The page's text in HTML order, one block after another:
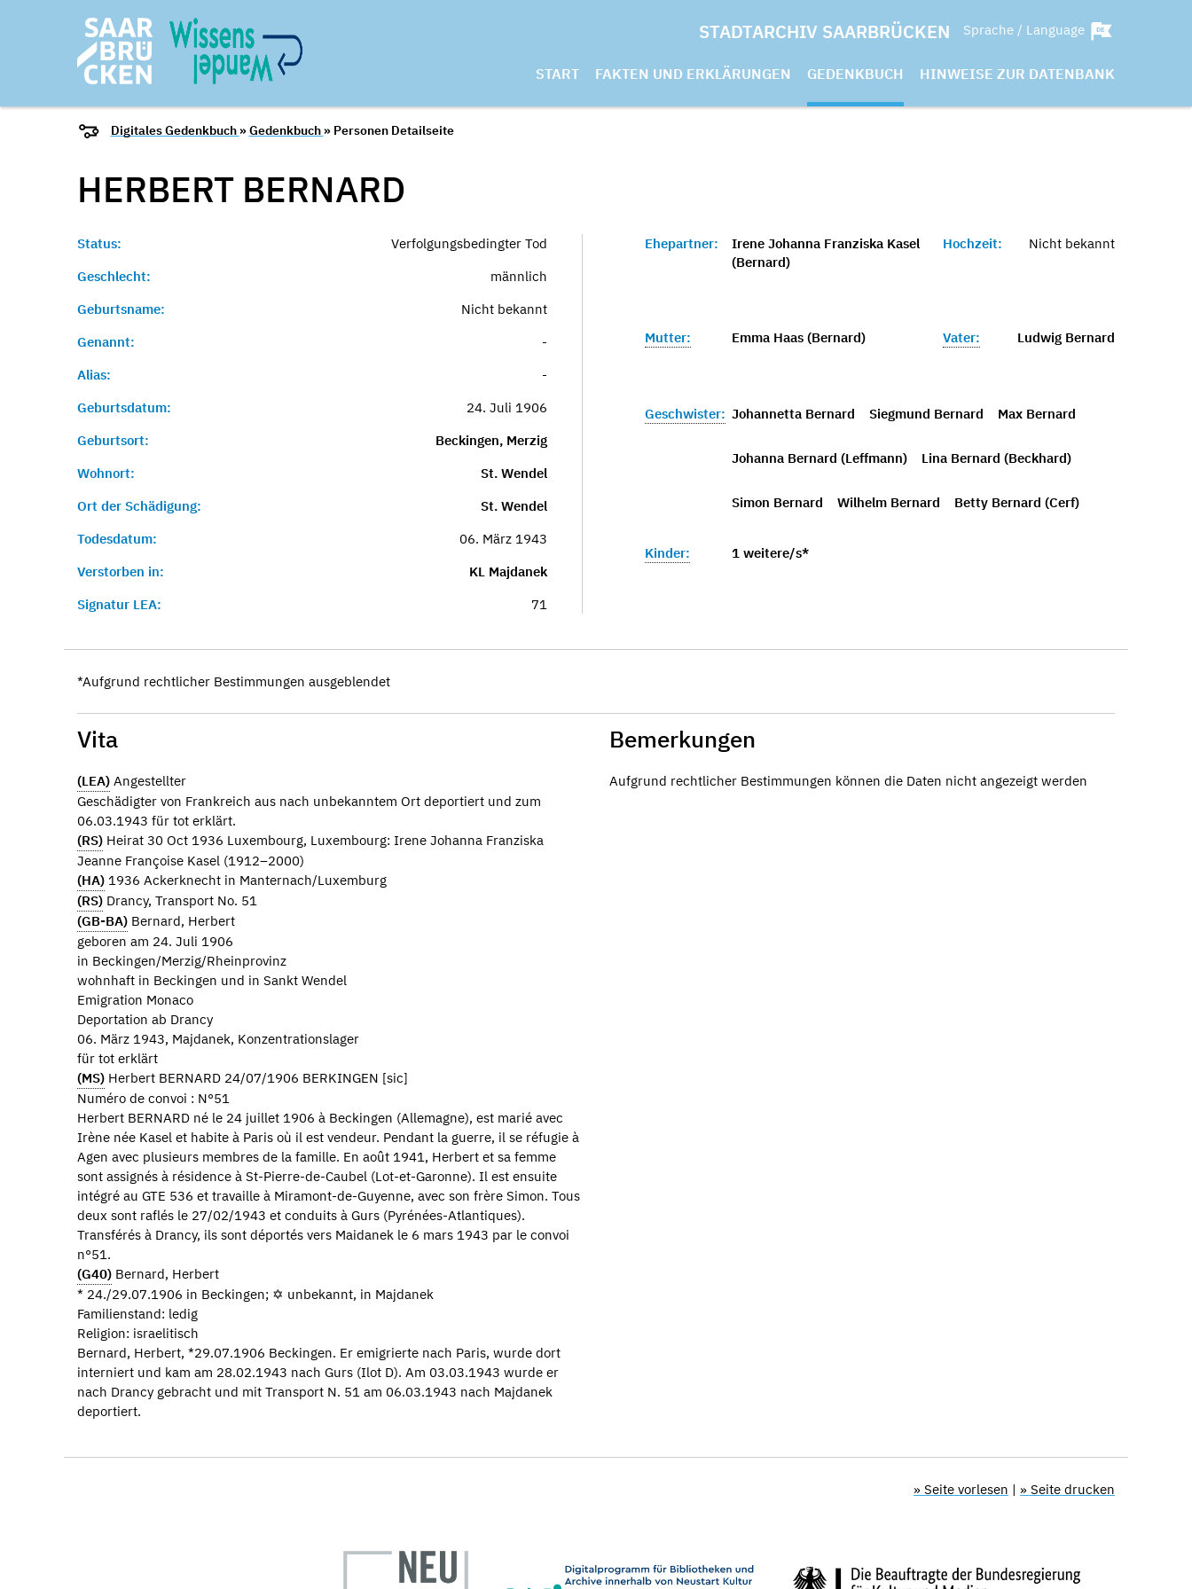
STADTARCHIV SAARBRÜCKEN Sprache / Language
START FAKTEN UND ERKLÄRUNGEN GEDENKBUCH HINWEISE ZUR DATENBANK
Digitales Gedenkbuch »Gedenkbuch » Personen Detailseite
HERBERT BERNARD
Status:
Verfolgungsbedingter Tod
Geschlecht:
männlich
Geburtsname:
Nicht bekannt
Genannt:
-
Alias:
-
Geburtsdatum:
24. Juli 1906
Geburtsort:
Beckingen, Merzig
Wohnort:
St. Wendel
Ort der Schädigung:
St. Wendel
Todesdatum:
06. März 1943
Verstorben in:
KL Majdanek
Signatur LEA:
71
Ehepartner:
Irene Johanna Franziska Kasel
(Bernard)
Hochzeit: Nicht bekannt
Mutter: Emma Haas (Bernard) Vater: Ludwig Bernard
Geschwister: Johannetta Bernard Siegmund Bernard Max Bernard
Johanna Bernard (Leffmann) Lina Bernard (Beckhard)
Simon Bernard Wilhelm Bernard Betty Bernard (Cerf)
Kinder: 1 weitere/s*
*Aufgrund rechtlicher Bestimmungen ausgeblendet
Vita
(LEA) Angestellter
Geschädigter von Frankreich aus nach unbekanntem Ort deportiert und zum
06.03.1943 für tot erklärt.
(RS) Heirat 30 Oct 1936 Luxembourg, Luxembourg: Irene Johanna Franziska
Jeanne Françoise Kasel (1912–2000)
(HA) 1936 Ackerknecht in Manternach/Luxemburg
(RS) Drancy, Transport No. 51
(GB-BA) Bernard, Herbert
geboren am 24. Juli 1906
in Beckingen/Merzig/Rheinprovinz
wohnhaft in Beckingen und in Sankt Wendel
Emigration Monaco
Deportation ab Drancy
06. März 1943, Majdanek, Konzentrationslager
für tot erklärt
(MS) Herbert BERNARD 24/07/1906 BERKINGEN [sic]
Numéro de convoi : N°51
Herbert BERNARD né le 24 juillet 1906 à Beckingen (Allemagne), est marié avec
Irène née Kasel et habite à Paris où il est vendeur. Pendant la guerre, il se réfugie à
Agen avec plusieurs membres de la famille. En août 1941, Herbert et sa femme
sont assignés à résidence à St-Pierre-de-Caubel (Lot-et-Garonne). Il est ensuite
intégré au GTE 536 et travaille à Miramont-de-Guyenne, avec son frère Simon. Tous
deux sont raflés le 27/02/1943 et conduits à Gurs (Pyrénées-Atlantiques).
Transférés à Drancy, ils sont déportés vers Maidanek le 6 mars 1943 par le convoi
n°51.
(G40) Bernard, Herbert
* 24./29.07.1906 in Beckingen; ✡ unbekannt, in Majdanek
Familienstand: ledig
Religion: israelitisch
Bernard, Herbert, *29.07.1906 Beckingen. Er emigrierte nach Paris, wurde dort
interniert und kam am 28.02.1943 nach Gurs (Ilot D). Am 03.03.1943 wurde er
nach Drancy gebracht und mit Transport N. 51 am 06.03.1943 nach Majdanek
deportiert.
Bemerkungen
Aufgrund rechtlicher Bestimmungen können die Daten nicht angezeigt werden
» Seite vorlesen | » Seite drucken